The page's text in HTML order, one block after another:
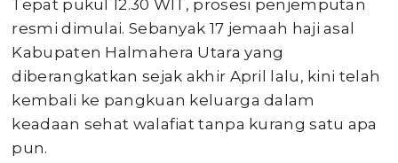
Tepat pukul 12.30 WIT, prosesi penjemputan
resmi dimulai. Sebanyak 17 jemaah haji asal
Kabupaten Halmahera Utara yang
diberangkatkan sejak akhir April lalu, kini telah
kembali ke pangkuan keluarga dalam
keadaan sehat walafiat tanpa kurang satu apa
pun.